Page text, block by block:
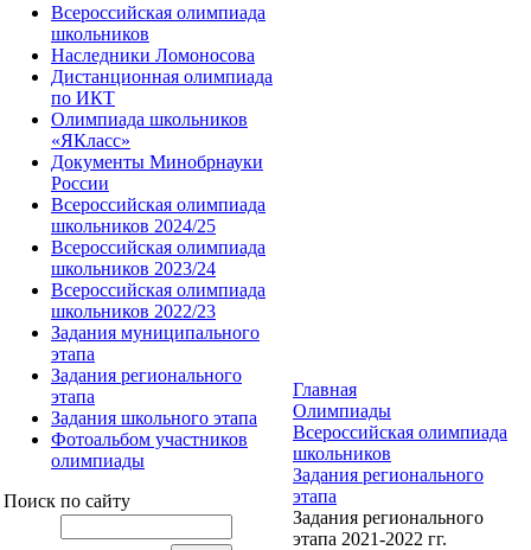
Всероссийская олимпиада
школьников
Наследники Ломоносова
Дистанционная олимпиада
по ИКТ
Олимпиада школьников
«ЯКласс»
Документы Минобрнауки
России
Всероссийская олимпиада
школьников 2024/25
Всероссийская олимпиада
школьников 2023/24
Всероссийская олимпиада
школьников 2022/23
Задания муниципального
этапа
Задания регионального
этапа
Задания школьного этапа
Фотоальбом участников
олимпиады
Поиск по сайту
Главная
Олимпиады
Всероссийская олимпиада
школьников
Задания регионального
этапа
Задания регионального
этапа 2021-2022 гг.